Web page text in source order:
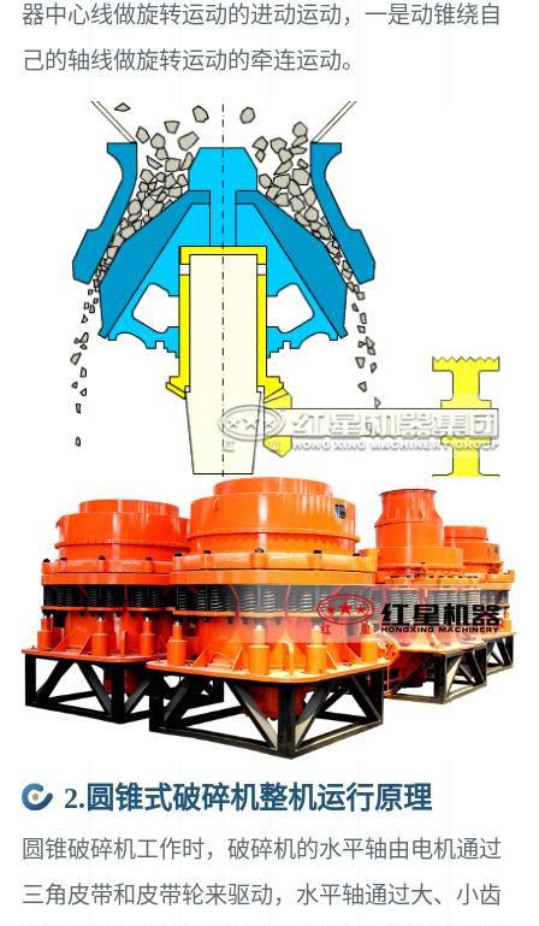
器中心线做旋转运动的进动运动，一是动锥绕自
己的轴线做旋转运动的牵连运动。
2.圆锥式破碎机整机运行原理
圆锥破碎机工作时，破碎机的水平轴由电机通过
三角皮带和皮带轮来驱动，水平轴通过大、小齿